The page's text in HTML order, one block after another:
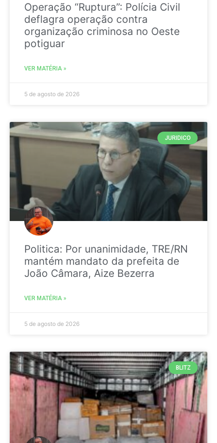
Operação “Ruptura”: Polícia Civil
deflagra operação contra
organização criminosa no Oeste
potiguar
VER MATÉRIA »
5 de agosto de 2026
JURIDICO
Politica: Por unanimidade, TRE/RN
mantém mandato da prefeita de
João Câmara, Aize Bezerra
VER MATÉRIA »
5 de agosto de 2026
BLITZ